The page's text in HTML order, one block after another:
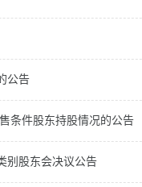
公告
条件股东持股情况的公告
别股东会决议公告